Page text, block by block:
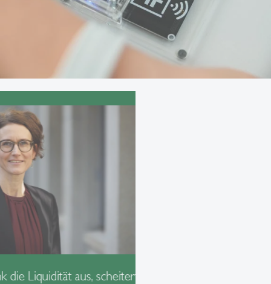
scheitert jede Forschung zu ESG-Ratings